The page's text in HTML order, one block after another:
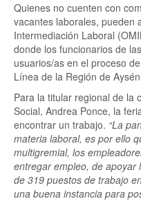
Quienes no cuenten con
vacantes laborales, pueden
Intermediación Laboral
donde los funcionarios de
usuarios/as en el proceso
Línea de la Región de
Para la titular regional de la
Social, Andrea Ponce, la
encontrar un trabajo. “La
materia laboral, es por ello
multigremial, los
entregar empleo, de apoyar
de 319 puestos de trabajo
una buena instancia para